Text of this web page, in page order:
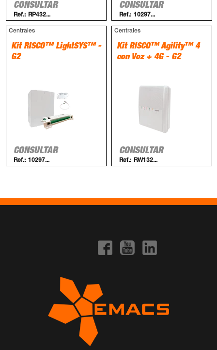
CONSULTAR
Ref.: RP432...
CONSULTAR
Ref.: 10297...
Centrales
Kit RISCO™ LightSYS™ -
G2
CONSULTAR
Ref.: 10297...
Centrales
Kit RISCO™ Agility™ 4
con Voz + 4G - G2
CONSULTAR
Ref.: RW132...